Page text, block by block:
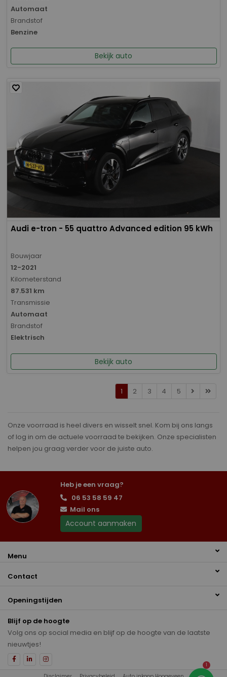
Automaat
Brandstof
Benzine
Bekijk auto
Audi e-tron - 55 quattro Advanced edition 95 kWh
Bouwjaar
12-2021
Kilometerstand
87.531 km
Transmissie
Automaat
Brandstof
Elektrisch
Bekijk auto
1 2 3 4 5
Onze voorraad is heel divers en wisselt snel. Kom bij ons langs
of log in om de actuele voorraad te bekijken. Onze specialisten
helpen jou graag verder voor de juiste auto.
Heb je een vraag?
06 53 58 59 47
Mail ons
Account aanmaken
Menu
Contact
Openingstijden
Blijf op de hoogte
Volg ons op social media en blijf op de hoogte van de laatste
nieuwtjes!
1